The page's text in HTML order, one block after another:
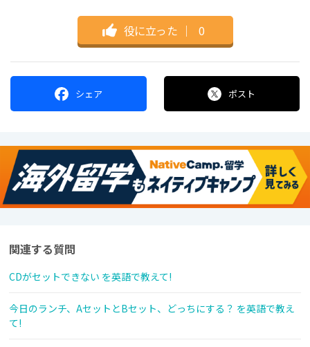
役に立った ｜ 0
シェア ポスト
関連する質問
CDがセットできない を英語で教えて!
今日のランチ、AセットとBセット、どっちにする？ を英語で教え
て!